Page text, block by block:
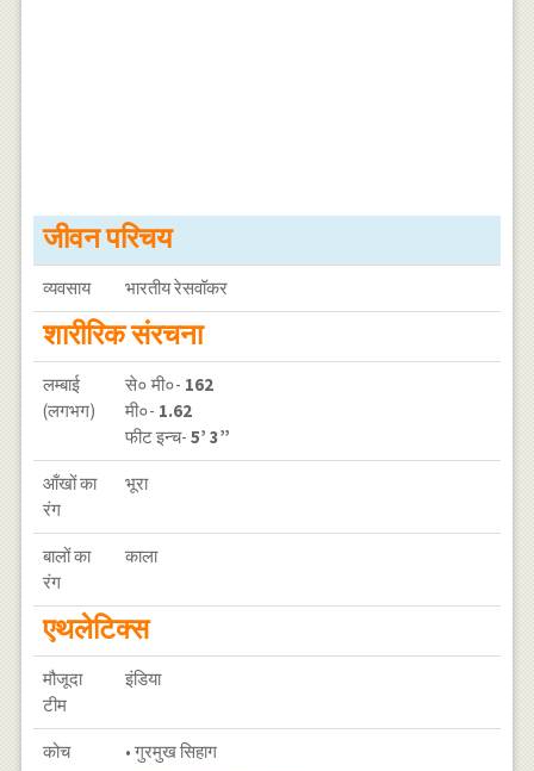
जीवन परिचय
व्यवसाय भारतीय रेसवॉकर
शारीरिक संरचना
लम्बाई
(लगभग)
से० मी०- 162
मी०- 1.62
फीट इन्च- 5’ 3”
आँखों का
रंग
भूरा
बालों का
रंग
काला
एथलेटिक्स
मौजूदा
टीम
इंडिया
कोच • गुरमुख सिहाग